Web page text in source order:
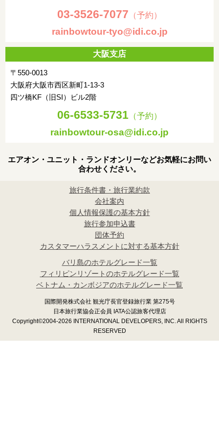
03-3526-7077 （予約）
rainbowtour-tyo@idi.co.jp
大阪支店
〒550-0013
大阪府大阪市西区新町1-13-3
四ツ橋KF（旧SI）ビル2階
06-6533-5731 （予約）
rainbowtour-osa@idi.co.jp
エアオン・ユニット・ランドオンリーなどお気軽にお問い
合わせください。
旅行条件書・旅行業約款
会社案内
個人情報保護の基本方針
旅行参加申込書
団体予約
カスタマーハラスメントに対する基本方針
バリ島のホテルグレード一覧
フィリピンリゾートのホテルグレード一覧
ベトナム・カンボジアのホテルグレード一覧
国際開発株式会社 観光庁長官登録旅行業 第275号
日本旅行業協会正会員 IATA公認旅客代理店
Copyright©2004-2026 INTERNATIONAL DEVELOPERS, INC. All RIGHTS
RESERVED